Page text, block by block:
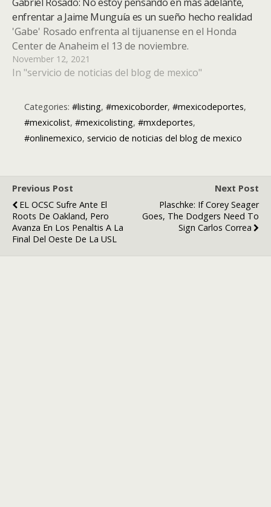
enfrentar a Jaime Munguía es un sueño hecho realidad
'Gabe' Rosado enfrenta al tijuanense en el Honda
Center de Anaheim el 13 de noviembre.
November 12, 2021
In "servicio de noticias del blog de mexico"
Categories: #listing, #mexicoborder, #mexicodeportes,
#mexicolist, #mexicolisting, #mxdeportes,
#onlinemexico, servicio de noticias del blog de mexico
Previous Post
EL OCSC Sufre Ante El
Roots De Oakland, Pero
Avanza En Los Penaltis A La
Final Del Oeste De La USL
Next Post
Plaschke: If Corey Seager
Goes, The Dodgers Need To
Sign Carlos Correa